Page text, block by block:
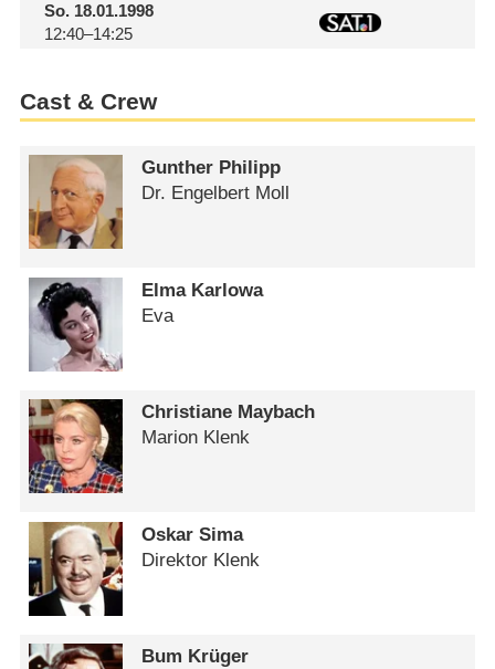
So.18.01.1998
12:40–14:25
Cast & Crew
Gunther Philipp
Dr. Engelbert Moll
Elma Karlowa
Eva
Christiane Maybach
Marion Klenk
Oskar Sima
Direktor Klenk
Bum Krüger